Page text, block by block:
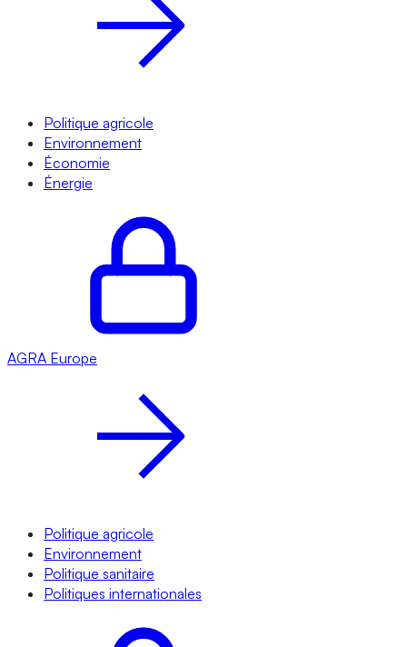
Politique agricole
Environnement
Économie
Énergie
AGRA Europe
Politique agricole
Environnement
Politique sanitaire
Politiques internationales